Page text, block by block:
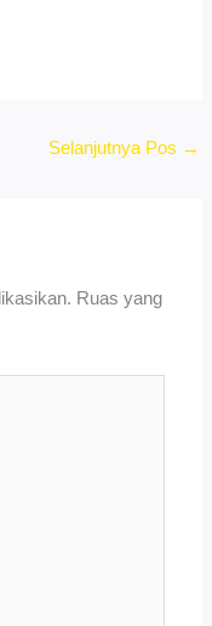
Selanjutnya Pos →
Ruas yang